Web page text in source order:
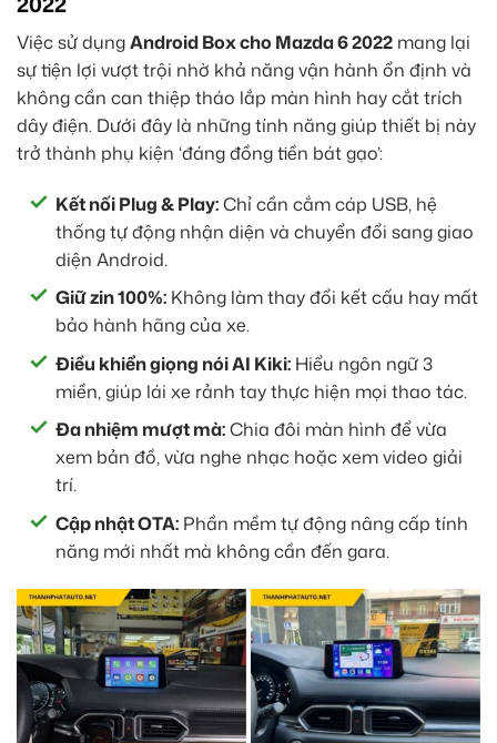
Việc sử dụngAndroid Box cho Mazda 6 2022 mang lại
sự tiện lợi vượt trội nhờ khả năng vận hành ổn định và
không cần can thiệp tháo lắp màn hình hay cắt trích
dây điện. Dưới đây là những tính năng giúp thiết bị này
trở thành phụ kiện ‘đáng đồng tiền bát gạo’:
Kết nối Plug & Play:Chỉ cần cắm cáp USB, hệ
thống tự động nhận diện và chuyển đổi sang giao
diện Android.
Giữ zin 100%: Không làm thay đổi kết cấu hay mất
bảo hành hãng của xe.
Điều khiển giọng nói AI Kiki: Hiểu ngôn ngữ 3
miền, giúp lái xe rảnh tay thực hiện mọi thao tác.
Đa nhiệm mượt mà:Chia đôi màn hình để vừa
xem bản đồ, vừa nghe nhạc hoặc xem video giải
trí.
Cập nhật OTA: Phần mềm tự động nâng cấp tính
năng mới nhất mà không cần đến gara.